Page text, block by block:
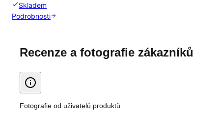
Skladem
Podrobnosti
Recenze a fotografie zákazníků
Fotografie od uživatelů produktů